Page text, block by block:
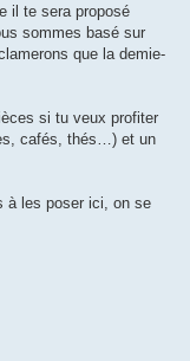
il te sera proposé
sommes basé sur
que la demie-
si tu veux profiter
cafés, thés…) et un
à les poser ici, on se